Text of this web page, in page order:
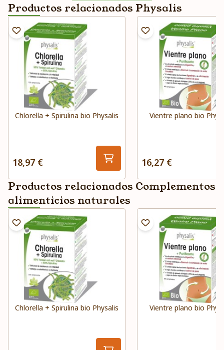
Productos relacionados Physalis
Chlorella + Spirulina bio Physalis
18,97 €
Vientre plano bio
16,27 €
Productos relacionados Complementos
alimenticios naturales
Chlorella + Spirulina bio Physalis Vientre plano bio